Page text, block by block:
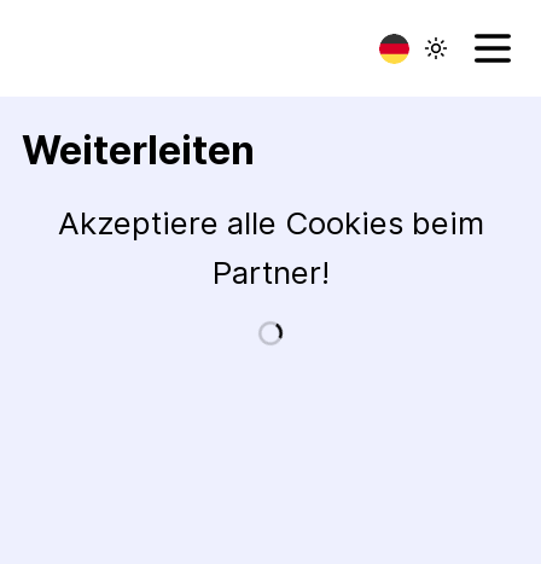
Weiterleiten
Akzeptiere alle Cookies beim
Partner!